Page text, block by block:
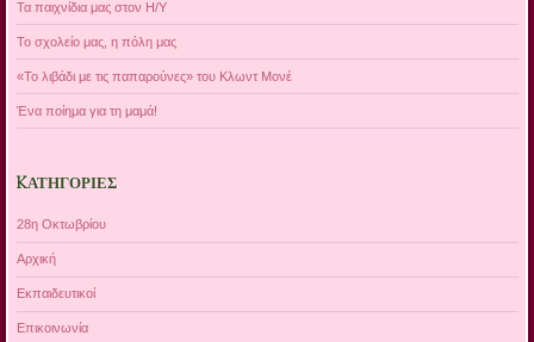
Τα παιχνίδια μας στον Η/Υ
Το σχολείο μας, η πόλη μας
«Το λιβάδι με τις παπαρούνες» του Κλωντ Μονέ
Ένα ποίημα για τη μαμά!
KΑΤΗΓΟΡΊΕΣ
28η Οκτωβρίου
Αρχική
Εκπαιδευτικοί
Επικοινωνία